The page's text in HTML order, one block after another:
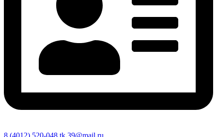
8 (4012) 520-048 tk.39@mail.ru